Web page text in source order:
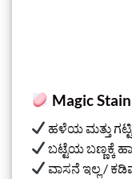
Magic
ಹಳೆಯ ಮತ್ತು
ಬಟ್ಟೆಯ ಬಣ್ಣಕ್ಕೆ
ವಾಸನೆ ಇಲ್ಲ /